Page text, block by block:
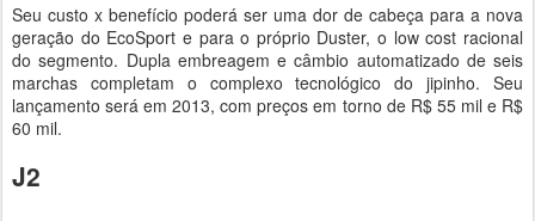
Seu custo x benefício poderá ser uma dor de cabeça para a nova
geração do EcoSport e para o próprio Duster, o low cost racional
do segmento. Dupla embreagem e câmbio automatizado de seis
marchas completam o complexo tecnológico do jipinho. Seu
lançamento será em 2013, com preços em torno de R$ 55 mil e R$
60 mil.
J2